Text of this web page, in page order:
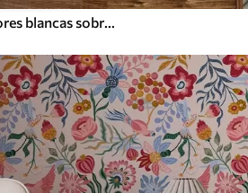
Ramas con pájaros y flores blancas sobre un fondo delicado